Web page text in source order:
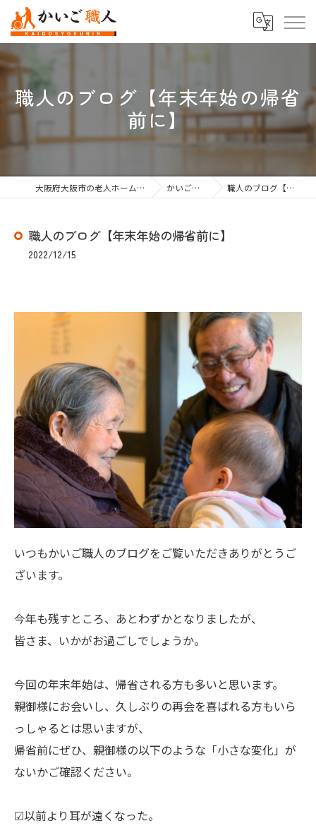
職人のブログ【年末年始の帰省
前に】
大阪府大阪市の老人ホーム紹介なら株式会社かいご職人 かいご職人のブログ 職人のブログ【年末年始の帰省前に】
職人のブログ【年末年始の帰省前に】
2022/12/15
いつもかいご職人のブログをご覧いただきありがとうご
ざいます。
今年も残すところ、あとわずかとなりましたが、
皆さま、いかがお過ごしでしょうか。
今回の年末年始は、帰省される方も多いと思います。
親御様にお会いし、久しぶりの再会を喜ばれる方もいら
っしゃるとは思いますが、
帰省前にぜひ、親御様の以下のような「小さな変化」が
ないかご確認ください。
☑以前より耳が遠くなった。